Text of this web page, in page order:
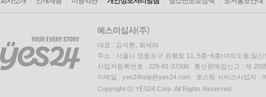
대표 : 김석환, 최세라
주소 : 서울시 영등포구 은행로 11, 5층~6층(여의도동,일신
사업자등록번호 : 229-81-37000 통신판매업신고 : 제
이메일 : yes24help@yes24.com 호스팅 서비스사업자 :
Copyright ⓒ YES24 Corp. All Rights Reserved.